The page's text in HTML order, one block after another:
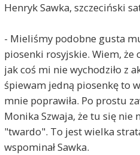
Henryk Sawka, szczeciński
- Mieliśmy podobne gusta
piosenki rosyjskie. Wiem, że
jak coś mi nie wychodziło z
śpiewam jedną piosenkę to
mnie poprawiła. Po prostu
Monika Szwaja, że tu się
"twardo". To jest wielka
wspominał Sawka.